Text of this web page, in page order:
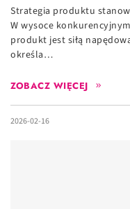
Strategia produktu
W wysoce
produkt jest siłą
określa…
ZOBACZ WIĘCEJ
2026-02-16